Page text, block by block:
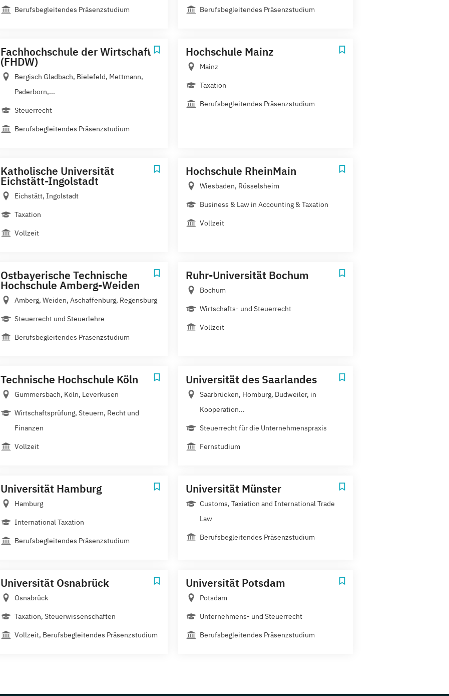
Berufsbegleitendes Präsenzstudium Berufsbegleitendes Präsenzstudium
Fachhochschule der Wirtschaft
(FHDW)
Bergisch Gladbach, Bielefeld, Mettmann,
Paderborn,...
Steuerrecht
Berufsbegleitendes Präsenzstudium
Hochschule Mainz
Mainz
Taxation
Berufsbegleitendes Präsenzstudium
Katholische Universität
Eichstätt-Ingolstadt
Eichstätt, Ingolstadt
Taxation
Vollzeit
Hochschule RheinMain
Wiesbaden, Rüsselsheim
Business & Law in Accounting & Taxation
Vollzeit
Ostbayerische Technische
Hochschule Amberg-Weiden
Amberg, Weiden, Aschaffenburg, Regensburg
Steuerrecht und Steuerlehre
Berufsbegleitendes Präsenzstudium
Ruhr-Universität Bochum
Bochum
Wirtschafts- und Steuerrecht
Vollzeit
Technische Hochschule Köln
Gummersbach, Köln, Leverkusen
Wirtschaftsprüfung, Steuern, Recht und
Finanzen
Vollzeit
Universität des Saarlandes
Saarbrücken, Homburg, Dudweiler, in
Kooperation...
Steuerrecht für die Unternehmenspraxis
Fernstudium
Universität Hamburg
Hamburg
International Taxation
Berufsbegleitendes Präsenzstudium
Universität Münster
Customs, Taxiation and International Trade
Law
Berufsbegleitendes Präsenzstudium
Universität Osnabrück
Osnabrück
Taxation, Steuerwissenschaften
Vollzeit, Berufsbegleitendes Präsenzstudium
Universität Potsdam
Potsdam
Unternehmens- und Steuerrecht
Berufsbegleitendes Präsenzstudium